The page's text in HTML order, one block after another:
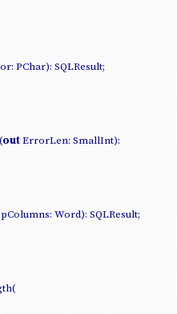
PChar): SQLResult;
outErrorLen: SmallInt):
pColumns: Word): SQLResult;